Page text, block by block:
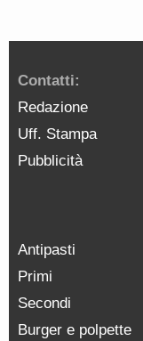
Contatti:
Redazione
Uff. Stampa
Pubblicità
Antipasti
Primi
Secondi
Burger e polpette